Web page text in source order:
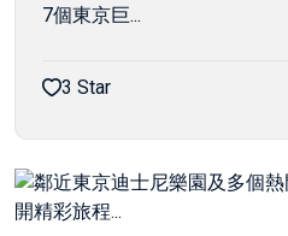
7個東京巨...
3 Star